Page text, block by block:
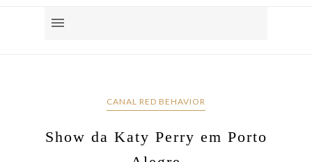
CANAL RED BEHAVIOR
Show da Katy Perry em Porto